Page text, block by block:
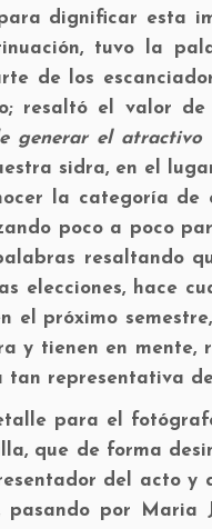
dignificar esta
tuvo la
de los
resaltó el valor de
generar el
sidra, en el
la categoría
poco a poco
resaltando
elecciones, hace
el próximo
y tienen en mente,
tan representativa
para el
que de forma
del acto
pasando por Maria